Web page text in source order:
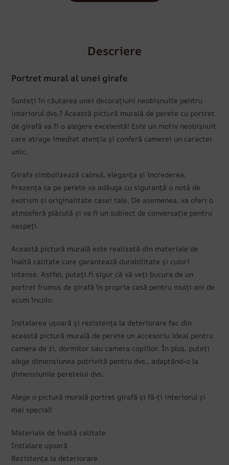
Descriere
Portret mural al unei girafe
Sunteți în căutarea unei decorațiuni neobișnuite pentru
interiorul dvs.? Această pictură murală de perete cu portret
de girafă va fi o alegere excelentă! Este un motiv neobișnuit
care atrage imediat atenția și conferă camerei un caracter
unic.
Girafa simbolizează calmul, eleganța și încrederea.
Prezența sa pe perete va adăuga cu siguranță o notă de
exotism și originalitate casei tale. De asemenea, va oferi o
atmosferă plăcută și va fi un subiect de conversație pentru
oaspeți.
Această pictură murală este realizată din materiale de
înaltă calitate care garantează durabilitate și culori
intense. Astfel, puteți fi sigur că vă veți bucura de un
portret frumos de girafă în propria casă pentru mulți ani de
acum încolo.
Instalarea ușoară și rezistența la deteriorare fac din
această pictură murală de perete un accesoriu ideal pentru
camera de zi, dormitor sau camera copiilor. În plus, puteți
alege dimensiunea potrivită pentru dvs., adaptând-o la
dimensiunile peretelui dvs.
Alege o pictură murală portret girafă și fă-ți interiorul și
mai special!
Materiale de înaltă calitate
Instalare ușoară
Rezistența la deteriorare